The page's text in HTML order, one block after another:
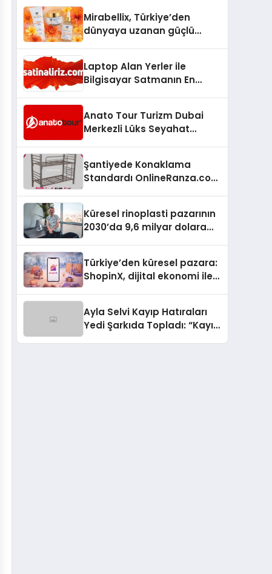
Mirabellix, Türkiye’den
dünyaya uzanan güçlü
Laptop Alan Yerler ile
Bilgisayar Satmanın En
Anato Tour Turizm Dubai
Merkezli Lüks Seyahat
Şantiyede Konaklama
Standardı OnlineRanza.com
Küresel rinoplasti pazarının
2030’da 9,6 milyar dolara
Türkiye’den küresel pazara:
ShopinX, dijital ekonomi ile
Ayla Selvi Kayıp Hatıraları
Yedi Şarkıda Topladı: “Kayıp